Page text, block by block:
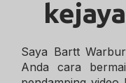
Saya Bartt
Anda cara